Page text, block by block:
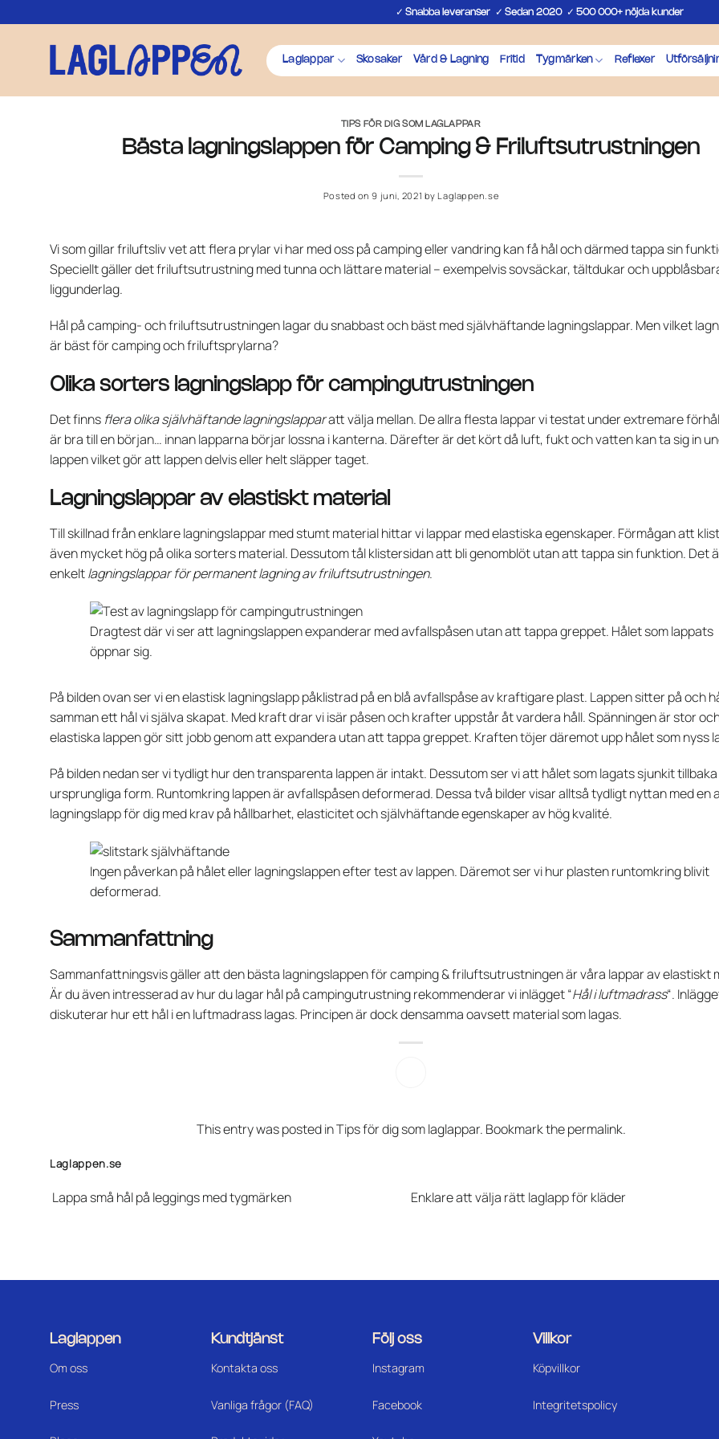
to
✓ Snabba leveranser✓ Sedan 2020✓ 500 000+ nöjda kunder
Laglappar Skosaker Vård & Lagning Fritid Tygmärken Reflexer
TIPS FÖR DIG SOM LAGLAPPAR
Bästa lagningslappen för Camping & Friluftsutrustningen
Posted on9 juni, 2021 byLaglappen.se
Vi som gillar friluftsliv vet att flera prylar vi har med oss på camping eller vandring kan få hål och därmed tappa sin
Speciellt gäller det friluftsutrustning med tunna och lättare material – exempelvis sovsäckar, tältdukar och
liggunderlag.
Hål på camping- och friluftsutrustningen lagar du snabbast och bäst med självhäftande lagningslappar. Men vilket
är bäst för camping och friluftsprylarna?
Olika sorters lagningslapp för campingutrustningen
Det finns flera olika självhäftande lagningslapparatt välja mellan. De allra flesta lappar vi testat under extremare
är bra till en början… innan lapparna börjar lossna i kanterna. Därefter är det kört då luft, fukt och vatten kan ta sig in
lappen vilket gör att lappen delvis eller helt släpper taget.
Lagningslappar av elastiskt material
Till skillnad från enklare lagningslappar med stumt material hittar vi lappar med elastiska egenskaper. Förmågan att
även mycket hög på olika sorters material. Dessutom tål klistersidan att bli genomblöt utan att tappa sin funktion. Det
enkeltlagningslappar för permanent lagning av friluftsutrustningen.
Dragtest där vi ser att lagningslappen expanderar med avfallspåsen utan att tappa greppet. Hålet som lappats
öppnar sig.
På bilden ovan ser vi en elastisk lagningslapp påklistrad på en blå avfallspåse av kraftigare plast. Lappen sitter på och
samman ett hål vi själva skapat. Med kraft drar vi isär påsen och krafter uppstår åt vardera håll. Spänningen är stor
elastiska lappen gör sitt jobb genom att expandera utan att tappa greppet. Kraften töjer däremot upp hålet som nyss
På bilden nedan ser vi tydligt hur den transparenta lappen är intakt. Dessutom ser vi att hålet som lagats sjunkit tillbaka
ursprungliga form. Runtomkring lappen är avfallspåsen deformerad. Dessa två bilder visar alltså tydligt nyttan med en
lagningslapp för dig med krav på hållbarhet, elasticitet och självhäftande egenskaper av hög kvalité.
Ingen påverkan på hålet eller lagningslappen efter test av lappen. Däremot ser vi hur plasten runtomkring blivit
deformerad.
Sammanfattning
Sammanfattningsvis gäller att den bästa lagningslappen för camping & friluftsutrustningen är våra lappar av elastiskt
Är du även intresserad av hur du lagar hål på campingutrustning rekommenderar vi inlägget “Hål i luftmadrass“.
diskuterar hur ett hål i en luftmadrass lagas. Principen är dock densamma oavsett material som lagas.
This entry was posted inTips för dig som laglappar. Bookmark thepermalink.
Laglappen.se
Lappa små hål på leggings med tygmärken Enklare att välja rätt laglapp för kläder
Laglappen
Om oss
Press
Kundtjänst
Kontakta oss
Vanliga frågor (FAQ)
Följ oss
Instagram
Facebook
Villkor
Köpvillkor
Integritetspolicy